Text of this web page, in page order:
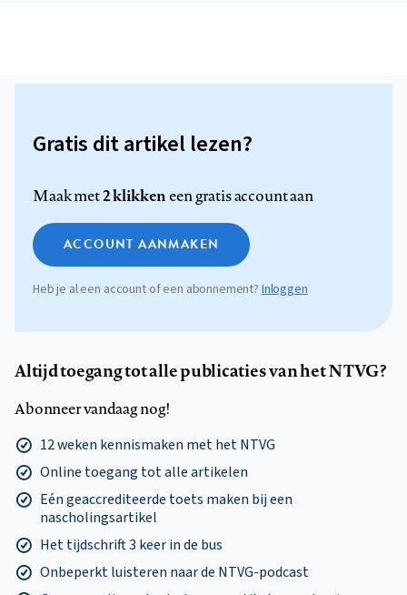
Gratis dit artikel lezen?
Maak met2 klikkeneen gratis account aan
ACCOUNT AANMAKEN
Heb je al een account of een abonnement? Inloggen
Altijd toegang tot alle publicaties van het NTVG?
Abonneer vandaag nog!
12 weken kennismaken met het NTVG
Online toegang tot alle artikelen
Eén geaccrediteerde toets maken bij een
nascholingsartikel
Het tijdschrift 3 keer in de bus
Onbeperkt luisteren naar de NTVG-podcast